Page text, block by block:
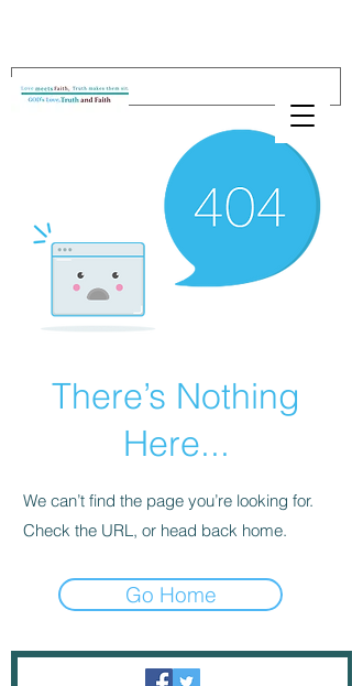
There’s Nothing
Here...
We can’t find the page you’re looking for.
Check the URL, or head back home.
Go Home